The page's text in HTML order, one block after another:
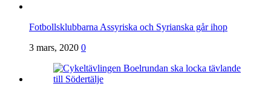
Fotbollsklubbarna Assyriska och Syrianska går ihop
3 mars, 2020 0